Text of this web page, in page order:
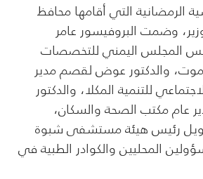
الرمضانية التي أقامها محافظ
وضمت البروفيسور عامر
المجلس اليمني للتخصصات
والدكتور عوض لقصم مدير
للتنمية المكلا، والدكتور
عام مكتب الصحة والسكان،
رئيس هيئة مستشفى شبوة
المحليين والكوادر الطبية في